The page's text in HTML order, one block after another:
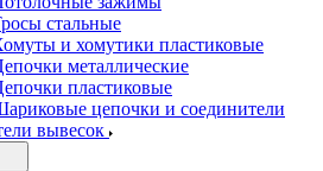
стальные
и хомутики пластиковые
металлические
пластиковые
цепочки и соединители
вывесок